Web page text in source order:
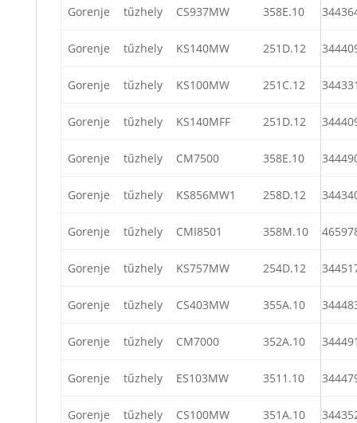
Gorenje tűzhely CS937MW 358E.10
Gorenje tűzhely KS140MW 251D.12
Gorenje tűzhely KS100MW 251C.12
Gorenje tűzhely KS140MFF 251D.12
Gorenje tűzhely CM7500 358E.10
Gorenje tűzhely KS856MW1 258D.12
Gorenje tűzhely CMI8501 358M.10
Gorenje tűzhely KS757MW 254D.12
Gorenje tűzhely CS403MW 355A.10
Gorenje tűzhely CM7000 352A.10
Gorenje tűzhely ES103MW 3511.10
Gorenje tűzhely CS100MW 351A.10